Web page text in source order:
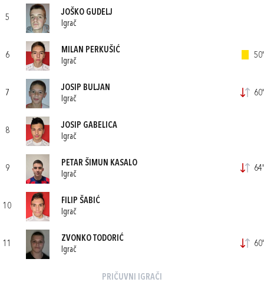
5
JOŠKO GUDELJ
Igrač
6
MILAN PERKUŠIĆ
Igrač
50'
7
JOSIP BULJAN
Igrač
60'
8
JOSIP GABELICA
Igrač
9
PETAR ŠIMUN KASALO
Igrač
64'
10
FILIP ŠABIĆ
Igrač
11
ZVONKO TODORIĆ
Igrač
60'
PRIČUVNI IGRAČI